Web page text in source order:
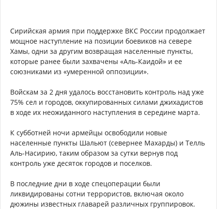
Сирийская армия при поддержке ВКС России продолжает
мощное наступление на позиции боевиков на севере
Хамы, одни за другим возвращая населенные пункты,
которые ранее были захвачены «Аль-Каидой» и ее
союзниками из «умеренной оппозиции».
Войскам за 2 дня удалось восстановить контроль над уже
75% сел и городов, оккупированных силами джихадистов
в ходе их неожиданного наступления в середине марта.
К субботней ночи армейцы освободили новые
населенные пункты Шальют (севернее Махарды) и Телль
Аль-Насирию, таким образом за сутки вернув под
контроль уже десяток городов и поселков.
В последние дни в ходе спецоперации были
ликвидированы сотни террористов, включая около
дюжины известных главарей различных группировок.